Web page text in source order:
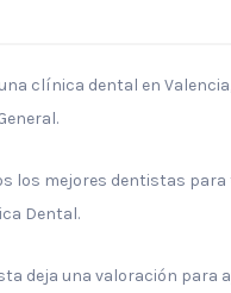
clínica dental en
los mejores dentistas
Dental.
deja una valoración para